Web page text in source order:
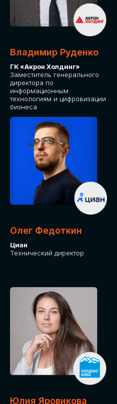
Владимир Руденко
ГК «Акрон Холдинг»
Заместитель генерального
директора по
информационным
технологиям и цифровизации
бизнеса
Олег Федоткин
Циан
Технический директор
Юлия Яровикова